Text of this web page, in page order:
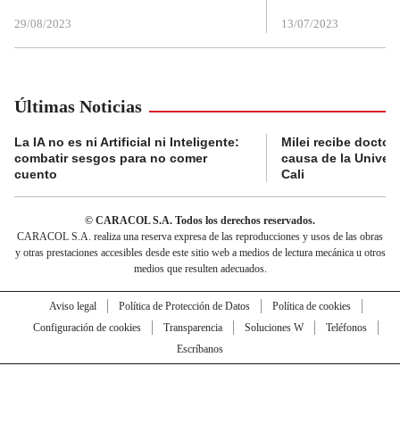
29/08/2023 13/07/2023
Últimas Noticias
La IA no es ni Artificial ni Inteligente:
combatir sesgos para no comer
cuento
Milei recibe
causa de la
Cali
© CARACOL S.A. Todos los derechos reservados.
CARACOL S.A. realiza una reserva expresa de las reproducciones y usos de las obras
y otras prestaciones accesibles desde este sitio web a medios de lectura mecánica u otros
medios que resulten adecuados.
Aviso legal Política de Protección de Datos
Política de cookies
Configuración de cookies
Transparencia Soluciones W
Teléfonos
Escríbanos